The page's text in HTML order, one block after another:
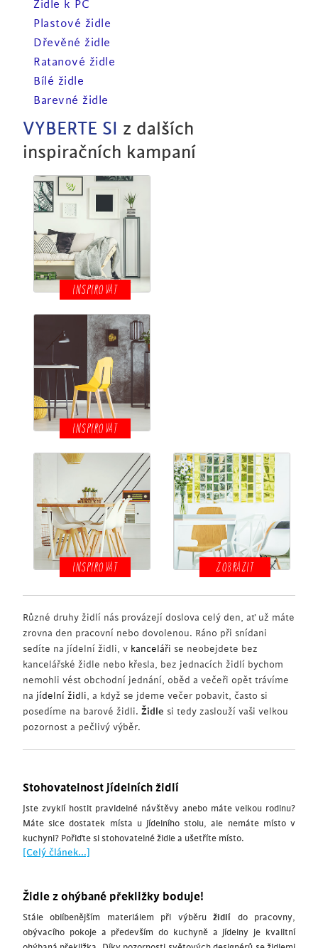
Židle k PC
Plastové židle
Dřevěné židle
Ratanové židle
Bílé židle
Barevné židle
VYBERTE SI
z dalších
inspiračních kampaní
INSPIROVAT
INSPIROVAT
INSPIROVAT ZOBRAZIT
Různé druhy židlí nás provázejí doslova celý den, ať už máte
zrovna den pracovní nebo dovolenou. Ráno při snídani
sedíte na jídelní židli, v kanceláři se neobejdete bez
kancelářské židle nebo křesla, bez jednacích židlí bychom
nemohli vést obchodní jednání, oběd a večeři opět trávíme
na jídelní židli, a když se jdeme večer pobavit, často si
posedíme na barové židli. Židle si tedy zaslouží vaši velkou
pozornost a pečlivý výběr.
Stohovatelnost jídelních židlí
Jste zvyklí hostit pravidelné návštěvy anebo máte velkou rodinu?
Máte sice dostatek místa u jídelního stolu, ale nemáte místo v
kuchyni? Pořiďte si stohovatelné židle a ušetříte místo.
[Celý článek...]
Židle z ohýbané překližky boduje!
Stále oblíbenějším materiálem při výběružidlí do pracovny,
obývacího pokoje a především do kuchyně a jídelny je kvalitní